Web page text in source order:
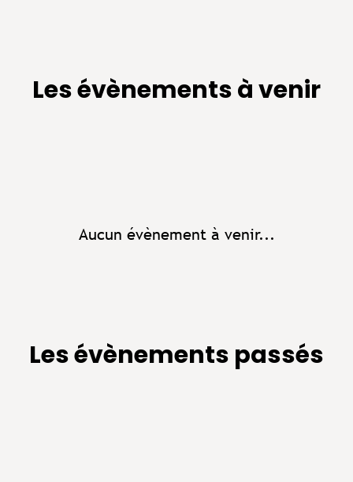
Les évènements à venir
Aucun évènement à venir...
Les évènements passés